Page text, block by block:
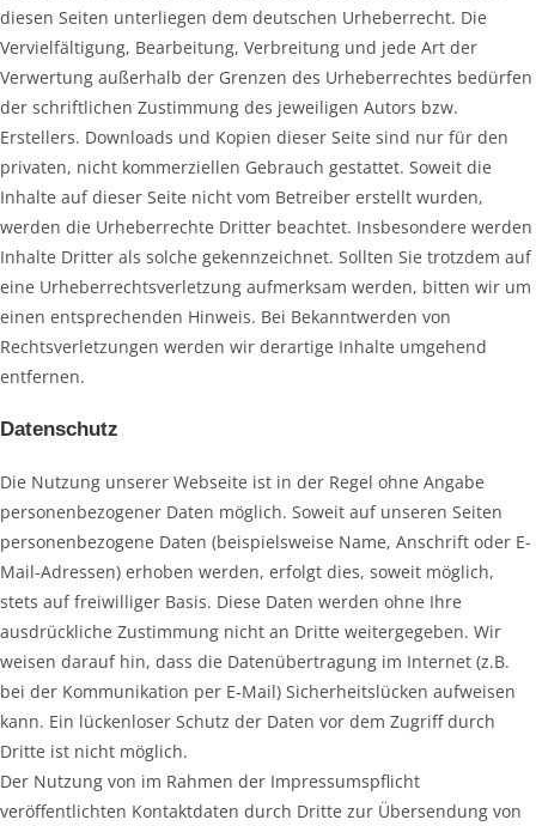
diesen Seiten unterliegen dem deutschen Urheberrecht. Die
Vervielfältigung, Bearbeitung, Verbreitung und jede Art der
Verwertung außerhalb der Grenzen des Urheberrechtes bedürfen
der schriftlichen Zustimmung des jeweiligen Autors bzw.
Erstellers. Downloads und Kopien dieser Seite sind nur für den
privaten, nicht kommerziellen Gebrauch gestattet. Soweit die
Inhalte auf dieser Seite nicht vom Betreiber erstellt wurden,
werden die Urheberrechte Dritter beachtet. Insbesondere werden
Inhalte Dritter als solche gekennzeichnet. Sollten Sie trotzdem auf
eine Urheberrechtsverletzung aufmerksam werden, bitten wir um
einen entsprechenden Hinweis. Bei Bekanntwerden von
Rechtsverletzungen werden wir derartige Inhalte umgehend
entfernen.
Datenschutz
Die Nutzung unserer Webseite ist in der Regel ohne Angabe
personenbezogener Daten möglich. Soweit auf unseren Seiten
personenbezogene Daten (beispielsweise Name, Anschrift oder E-
Mail-Adressen) erhoben werden, erfolgt dies, soweit möglich,
stets auf freiwilliger Basis. Diese Daten werden ohne Ihre
ausdrückliche Zustimmung nicht an Dritte weitergegeben. Wir
weisen darauf hin, dass die Datenübertragung im Internet (z.B.
bei der Kommunikation per E-Mail) Sicherheitslücken aufweisen
kann. Ein lückenloser Schutz der Daten vor dem Zugriff durch
Dritte ist nicht möglich.
Der Nutzung von im Rahmen der Impressumspflicht
veröffentlichten Kontaktdaten durch Dritte zur Übersendung von